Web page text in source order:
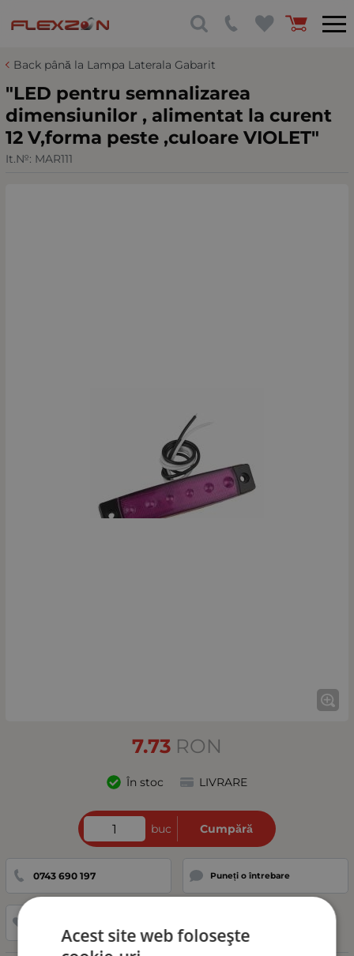
Back până la Lampa Laterala Gabarit
"LED pentru semnalizarea
dimensiunilor , alimentat la curent
12 V,forma peste ,culoare VIOLET"
It.№: MAR111
7.73 RON
În stoc LIVRARE
buc Cumpără
0743 690 197 Puneți o întrebare
Acest site web folosește